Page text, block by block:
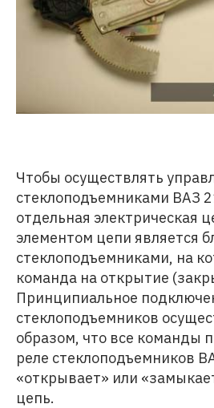
Чтобы осуществлять
стеклоподъемниками ВАЗ
отдельная электрическая
элементом цепи является
стеклоподъемниками, на
команда на открытие
Принципиальное
стеклоподъемников
образом, что все команды
реле стеклоподъемников
«открывает» или
цепь.